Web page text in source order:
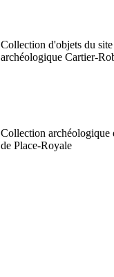
Collection d'objets du site
archéologique Cartier-
Collection archéologique
de Place-Royale